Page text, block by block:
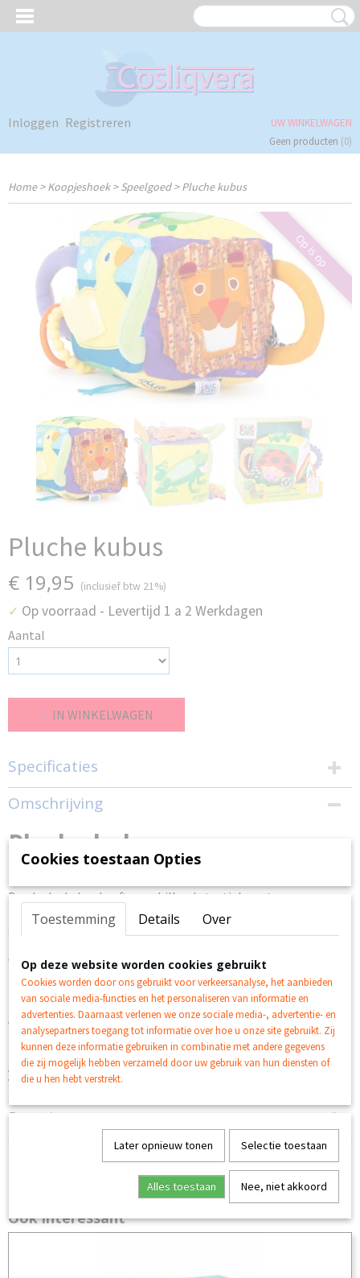
Inloggen Registreren
UW WINKELWAGEN
Geen producten (0)
Home>Koopjeshoek>Speelgoed>Pluche kubus
Op is op
Pluche kubus
€ 19,95 (inclusief btw 21%)
✓ Op voorraad - Levertijd 1 a 2 Werkdagen
Aantal
IN WINKELWAGEN
Specificaties
EAN code
4020972106742
Omschrijving
Pluche kubus
Prachtige activiteitenkubus met De Zeer Hongerige Rups
De pluche kubus heeft verschillende textielsoorten, een
bijtring en ringen, net zoals hij is uitgerust met twee
gripcirkels.
vreemde geluiden maken als je ze aanraakt.
Maat ca.: 12 x 12 x 12 cm
Materiaal: stof en meer
Aantal onderdelen: 1
Komt in een klein doosje
in voetkleur Gewicht inclusief verpakking ca.: 0,25 kg
Aanbevolen voor kinderen vanaf 0 maanden
Voldoet aan de Europese norm EN71
Reacties
Ook interessant
Cookies toestaan Opties
Toestemming Details Over
Op deze website worden cookies gebruikt
Cookies worden door ons gebruikt voor verkeersanalyse, het aanbieden
van sociale media-functies en het personaliseren van informatie en
advertenties. Daarnaast verlenen we onze sociale media-, advertentie- en
analysepartners toegang tot informatie over hoe u onze site gebruikt. Zij
kunnen deze informatie gebruiken in combinatie met andere gegevens
die zij mogelijk hebben verzameld door uw gebruik van hun diensten of
die u hen hebt verstrekt.
Later opnieuw tonen Selectie toestaan
Alles toestaan Nee, niet akkoord